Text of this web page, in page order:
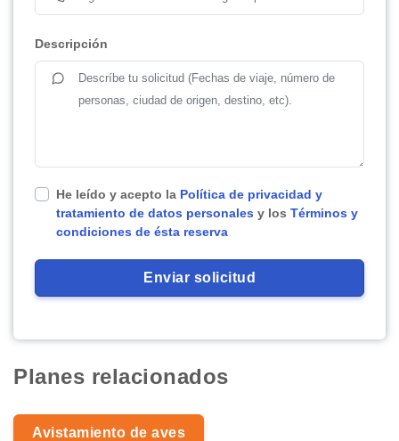
Descripción
He leído y acepto la Política de privacidad y
tratamiento de datos personales y los Términos y
condiciones de ésta reserva
Planes relacionados
Avistamiento de aves